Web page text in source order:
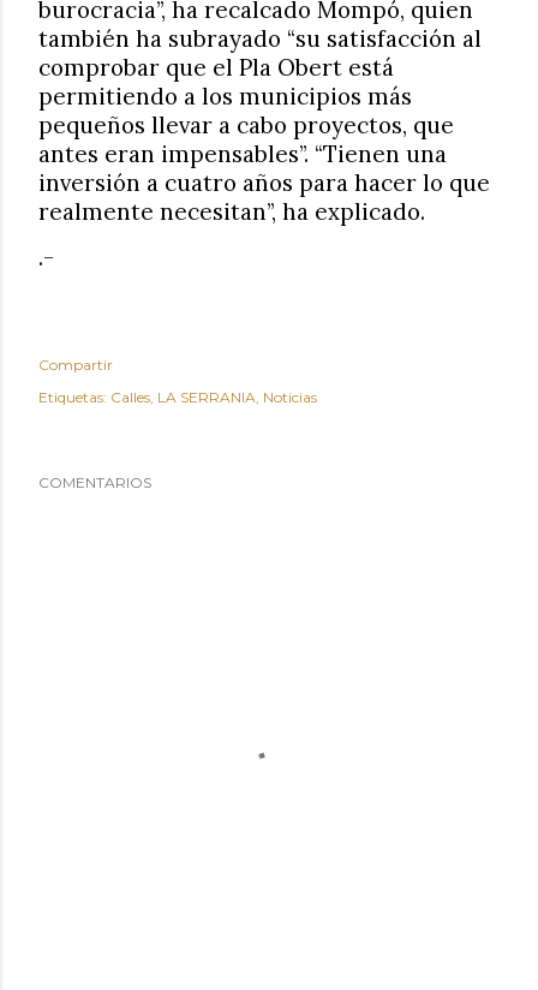
burocracia”, ha recalcado Mompó, quien
también ha subrayado “su satisfacción al
comprobar que el Pla Obert está
permitiendo a los municipios más
pequeños llevar a cabo proyectos, que
antes eran impensables”. “Tienen una
inversión a cuatro años para hacer lo que
realmente necesitan”, ha explicado.
.-
Compartir
Etiquetas: Calles LA SERRANIA Noticias
COMENTARIOS